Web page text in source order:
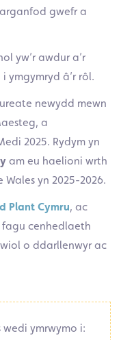
gwefr a
yw’r awdur a’r
ymgymryd â’r rôl.
newydd mewn
a
2025. Rydym yn
am eu haelioni wrth
yn 2025-2026.
Plant Cymru, ac
fagu cenhedlaeth
o ddarllenwyr ac
wedi ymrwymo i: